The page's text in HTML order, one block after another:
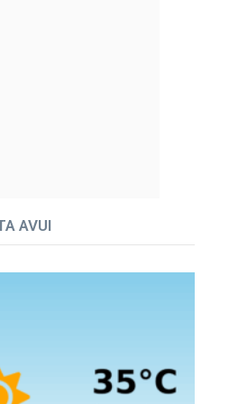
AVUI